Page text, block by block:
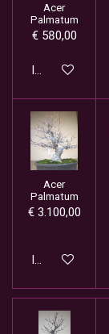
Acer
Palmatum
€ 580,00
In winkelwagen
Acer
Palmatum
€ 3.100,00
In winkelwagen